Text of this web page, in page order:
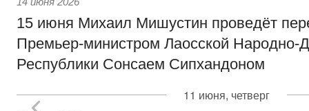
15 июня Михаил Мишустин проведёт
Премьер-министром Лаосской Народно-
Республики Сонсаем Сипхандоном
11 июня, четверг